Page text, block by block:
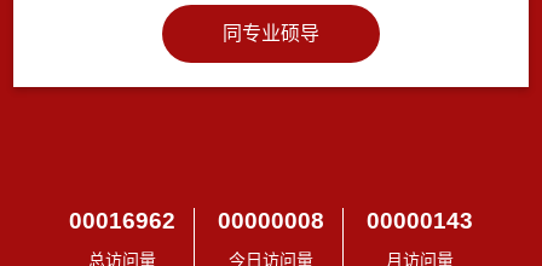
同专业硕导
00016962
总访问量
00000008
今日访问量
00000143
月访问量